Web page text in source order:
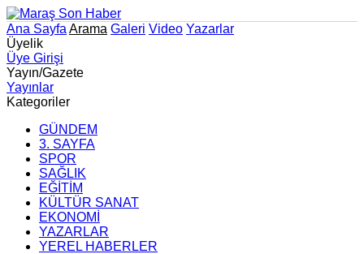
Ana Sayfa Arama Galeri Video Yazarlar
Üyelik
Üye Girişi
Yayın/Gazete
Yayınlar
Kategoriler
GÜNDEM
3. SAYFA
SPOR
SAĞLIK
EĞİTİM
KÜLTÜR SANAT
EKONOMİ
YAZARLAR
YEREL HABERLER